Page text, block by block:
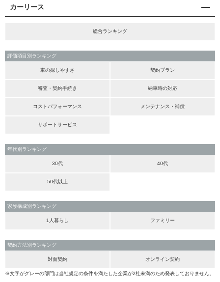
カーリース
総合ランキング
評価項目別ランキング
車の探しやすさ 契約プラン
審査・契約手続き 納車時の対応
コストパフォーマンス メンテナンス・補償
サポートサービス
年代別ランキング
30代 40代
50代以上
家族構成別ランキング
1人暮らし ファミリー
契約方法別ランキング
対面契約 オンライン契約
※文字がグレーの部門は当社規定の条件を満たした企業が2社未満のため発表しておりません。